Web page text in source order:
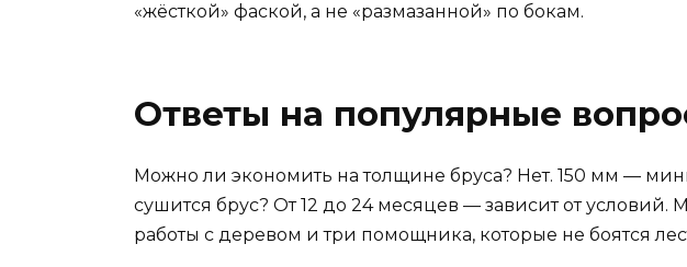
«жёсткой» фаской, а не «размазанной» по бокам.
Ответы на популярные
Можно ли экономить на толщине бруса? Нет. 150 мм —
сушится брус? От 12 до 24 месяцев — зависит от условий.
работы с деревом и три помощника, которые не боятся